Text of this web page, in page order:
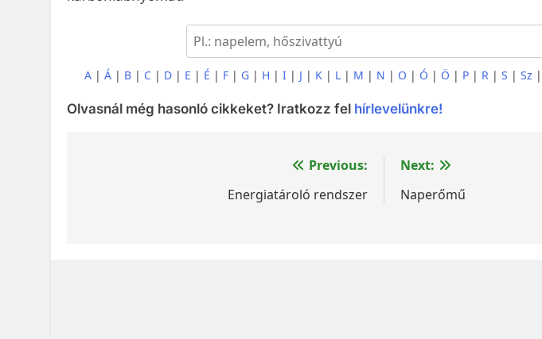
A| Á| B| C| D| E | É | F| G| H | I| J | K| L| M | N | O | Ó | Ö | P| R | S | Sz |
Olvasnál még hasonló cikkeket? Iratkozz fel hírlevelünkre!
Previous:
Energiatároló rendszer
Next:
Naperőmű